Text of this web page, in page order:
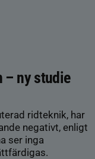
– ny studie
ridteknik, har
negativt, enligt
ser inga